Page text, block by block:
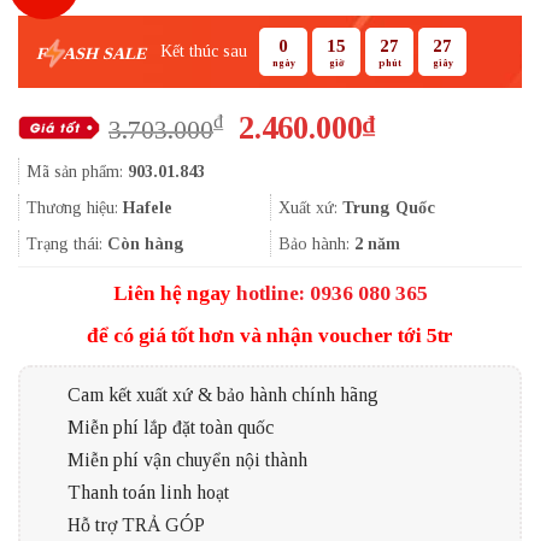
F ASH SALE Kết thúc sau 0
ngày
15
giờ
27
phút
26
giây
3.703.000₫
Giá
3.703.000₫.
2.460.000₫Giá
là:
2.460.000₫.
Mã sản phẩm: 903.01.843
Thương hiệu: Hafele Xuất xứ: Trung Quốc
Trạng thái: Còn hàng Bảo hành: 2 năm
Liên hệ ngay hotline: 0936 080 365
để có giá tốt hơn và nhận voucher tới 5tr
Cam kết xuất xứ & bảo hành chính hãng
Miễn phí lắp đặt toàn quốc
Miễn phí vận chuyển nội thành
Thanh toán linh hoạt
Hỗ trợ TRẢ GÓP